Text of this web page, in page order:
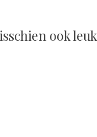
ook leuk